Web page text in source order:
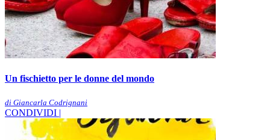
Un fischietto per le donne del mondo
di Giancarla Codrignani
CONDIVIDI |